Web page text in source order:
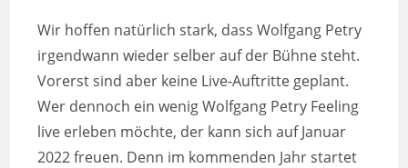
Wir hoffen natürlich stark, dass Wolfgang Petry
irgendwann wieder selber auf der Bühne steht.
Vorerst sind aber keine Live-Auftritte geplant.
Wer dennoch ein wenig Wolfgang Petry Feeling
live erleben möchte, der kann sich auf Januar
2022 freuen. Denn im kommenden Jahr startet